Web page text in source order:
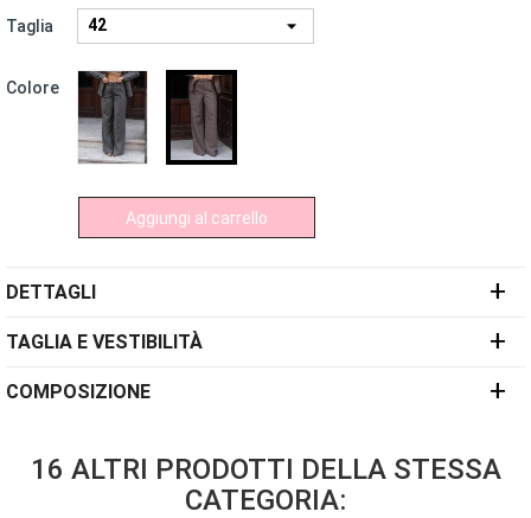
Taglia
Colore GRIGIO
Aggiungi al carrello
DETTAGLI +
TAGLIA E VESTIBILITÀ +
COMPOSIZIONE +
16 ALTRI PRODOTTI DELLA STESSA
CATEGORIA: